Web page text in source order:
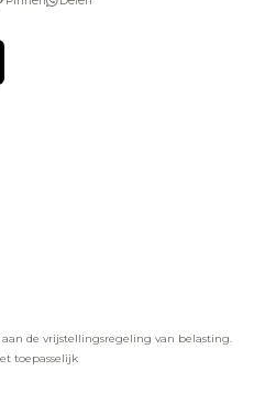
de vrijstellingsregeling van belasting.
toepasselijk